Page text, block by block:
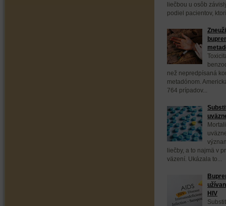
liečbou u osôb
podiel pacientov,
než nepredpísaná
metadónom.
764 prípadov...
liečby, a to najmä v
väzení. Ukázala to...
HIV